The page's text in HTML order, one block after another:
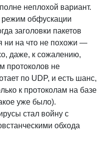
неплохой вариант.
режим обфускации
заголовки пакетов
ни на что не похожи —
даже, к сожалению,
протоколов не
по UDP, и есть шанс,
к протоколам на базе
уже было).
стал войну с
обхода